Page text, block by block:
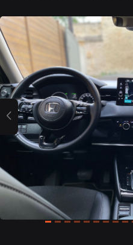
Previous